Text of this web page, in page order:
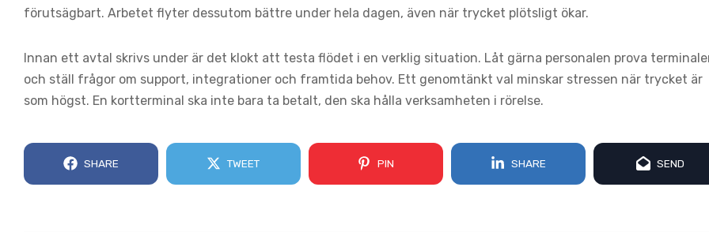
förutsägbart. Arbetet flyter dessutom bättre under hela dagen, även när trycket plötsligt ökar.
Innan ett avtal skrivs under är det klokt att testa flödet i en verklig situation. Låt gärna personalen prova
och ställ frågor om support, integrationer och framtida behov. Ett genomtänkt val minskar stressen när trycket är
som högst. En kortterminal ska inte bara ta betalt, den ska hålla verksamheten i rörelse.
SHARE TWEET PIN SHARE SEND